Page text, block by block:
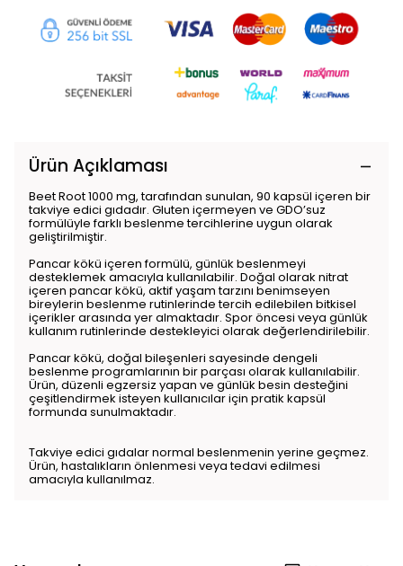
Ürün Açıklaması
Beet Root 1000 mg, tarafından sunulan, 90 kapsül içeren bir
takviye edici gıdadır. Gluten içermeyen ve GDO’suz
formülüyle farklı beslenme tercihlerine uygun olarak
geliştirilmiştir.
Pancar kökü içeren formülü, günlük beslenmeyi
desteklemek amacıyla kullanılabilir. Doğal olarak nitrat
içeren pancar kökü, aktif yaşam tarzını benimseyen
bireylerin beslenme rutinlerinde tercih edilebilen bitkisel
içerikler arasında yer almaktadır. Spor öncesi veya günlük
kullanım rutinlerinde destekleyici olarak değerlendirilebilir.
Pancar kökü, doğal bileşenleri sayesinde dengeli
beslenme programlarının bir parçası olarak kullanılabilir.
Ürün, düzenli egzersiz yapan ve günlük besin desteğini
çeşitlendirmek isteyen kullanıcılar için pratik kapsül
formunda sunulmaktadır.
Takviye edici gıdalar normal beslenmenin yerine geçmez.
Ürün, hastalıkların önlenmesi veya tedavi edilmesi
amacıyla kullanılmaz.